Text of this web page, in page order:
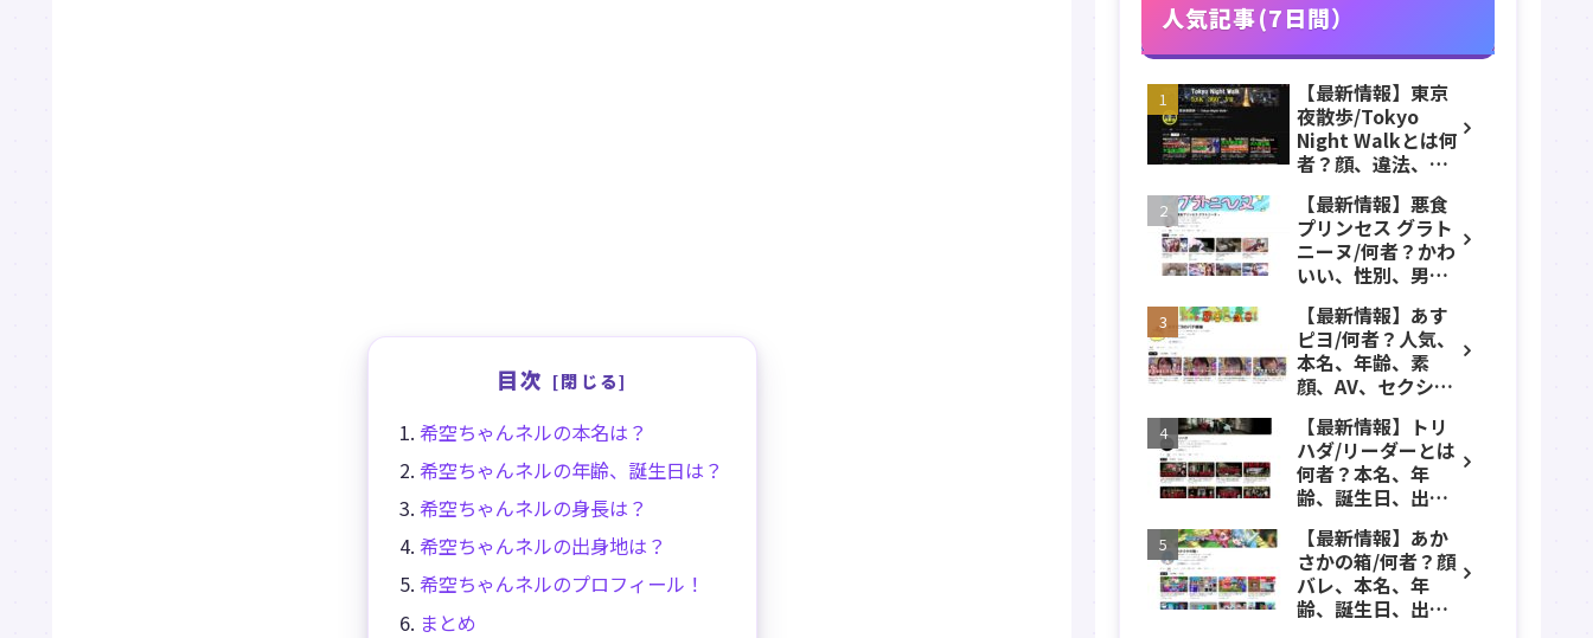
目次
希空ちゃんネルの本名は？
希空ちゃんネルの年齢、誕生日は？
希空ちゃんネルの身長は？
希空ちゃんネルの出身地は？
希空ちゃんネルのプロフィール！
まとめ
人気記事(7日間）
【最新情報】東京
夜散歩/Tokyo
Night Walkとは何
者？顔、違法、逮
久保公園、本名、
年齢、誕生日、職
業、かわいい、彼
女などのプロフィ
ール、YouTubeチ
ャンネル紹介！
【最新情報】悪食
プリンセス グラト
ニーヌ/何者？かわ
いい、性別、男？
長、出身などのプ
ロフィール、
YouTubeチャンネ
ル紹介！
【最新情報】あす
ピヨ/何者？人気、
本名、年齢、素
顔、AV、セクシ
る、身長、出身、
学歴、経歴、仕事
のプロフィール、
YouTubeチャンネ
ル紹介！
【最新情報】トリ
ハダ/リーダーとは
何者？本名、年
齢、誕生日、出
レ、ホラー、心
霊、うっちゃん、
メンバーなどのプ
ロフィール、
【最新情報】あか
さかの箱/何者？顔
バレ、本名、年
齢、誕生日、出